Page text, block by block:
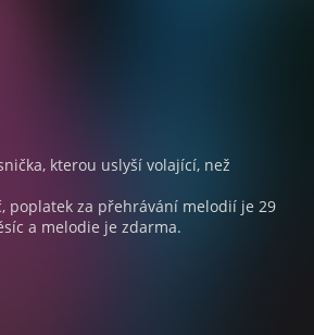
kterou uslyší volající, než
poplatek za přehrávání melodií je 29
a melodie je zdarma.